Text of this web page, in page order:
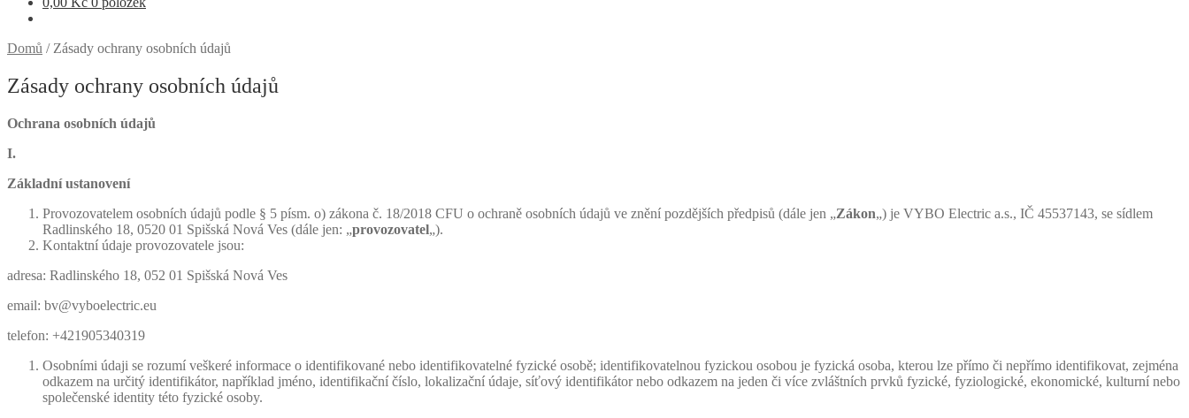
Domů / Zásady ochrany osobních údajů
Zásady ochrany osobních údajů
Ochrana osobních údajů
I.
Základní ustanovení
Provozovatelem osobních údajů podle § 5 písm. o) zákona č. 18/2018 CFU o ochraně osobních údajů ve znění pozdějších předpisů (dále jen „Zákon„) je VYBO Electric a.s., IČ 45537143, se sídlem
Radlinského 18, 0520 01 Spišská Nová Ves (dále jen: „provozovatel„).
Kontaktní údaje provozovatele jsou:
adresa: Radlinského 18, 052 01 Spišská Nová Ves
email: bv@vyboelectric.eu
telefon: +421905340319
Osobními údaji se rozumí veškeré informace o identifikované nebo identifikovatelné fyzické osobě; identifikovatelnou fyzickou osobou je fyzická osoba, kterou lze přímo či nepřímo identifikovat, zejména
odkazem na určitý identifikátor, například jméno, identifikační číslo, lokalizační údaje, síťový identifikátor nebo odkazem na jeden či více zvláštních prvků fyzické, fyziologické, ekonomické, kulturní nebo
společenské identity této fyzické osoby.